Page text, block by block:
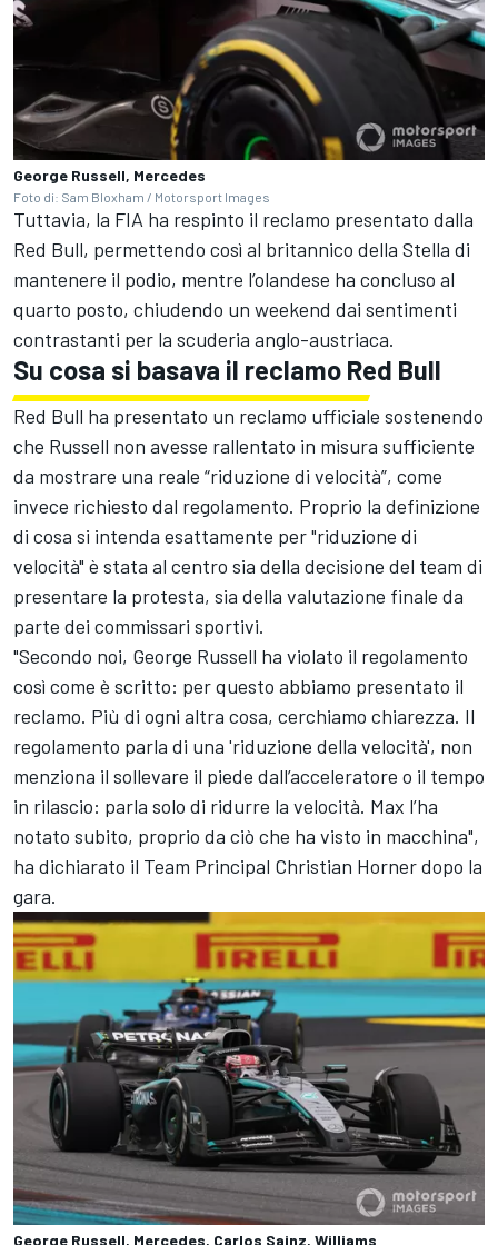
George Russell, Mercedes
Foto di: Sam Bloxham / Motorsport Images
Tuttavia, la FIA ha respinto il reclamo presentato dalla
Red Bull, permettendo così al britannico della Stella di
mantenere il podio, mentre l’olandese ha concluso al
quarto posto, chiudendo un weekend dai sentimenti
contrastanti per la scuderia anglo-austriaca.
Su cosa si basava il reclamo Red Bull
Red Bull ha presentato un reclamo ufficiale sostenendo
che Russell non avesse rallentato in misura sufficiente
da mostrare una reale “riduzione di velocità”, come
invece richiesto dal regolamento. Proprio la definizione
di cosa si intenda esattamente per "riduzione di
velocità" è stata al centro sia della decisione del team di
presentare la protesta, sia della valutazione finale da
parte dei commissari sportivi.
"Secondo noi, George Russell ha violato il regolamento
così come è scritto: per questo abbiamo presentato il
reclamo. Più di ogni altra cosa, cerchiamo chiarezza. Il
regolamento parla di una 'riduzione della velocità', non
menziona il sollevare il piede dall’acceleratore o il tempo
in rilascio: parla solo di ridurre la velocità. Max l’ha
notato subito, proprio da ciò che ha visto in macchina",
ha dichiarato il Team Principal Christian Horner dopo la
gara.
George Russell, Mercedes, Carlos Sainz, Williams